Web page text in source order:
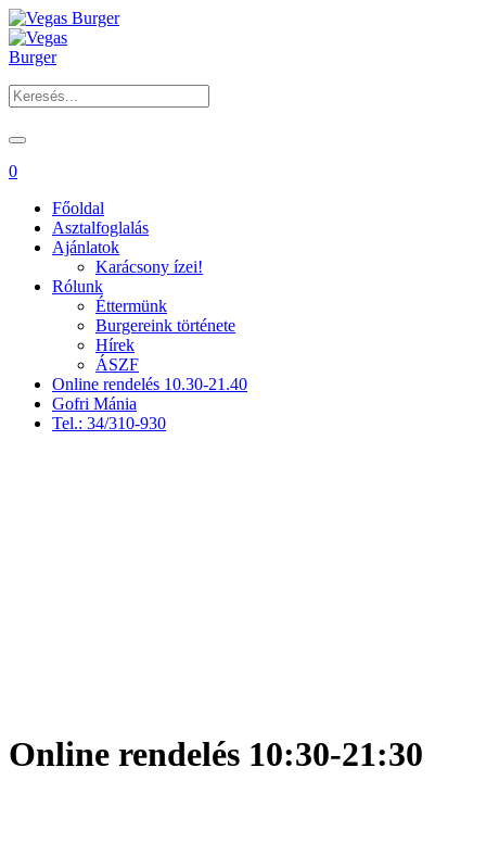
0
Főoldal
Asztalfoglalás
Ajánlatok
Karácsony ízei!
Rólunk
Éttermünk
Burgereink története
Hírek
ÁSZF
Online rendelés 10.30-21.40
Gofri Mánia
Tel.: 34/310-930
Online rendelés 10:30-21:30